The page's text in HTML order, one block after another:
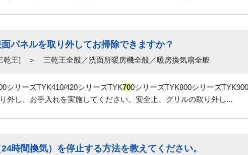
パネルを取り外してお掃除できますか？
乾王] ＞ 三乾王全般／洗面所暖房機全般／暖房換気扇全般
シリーズTYK410/420シリーズTYK700シリーズTYK800シリーズ
外し、お手入れを実施してください。安全上、グリルの取り外し...
時間換気）を停止する方法を教えてください。